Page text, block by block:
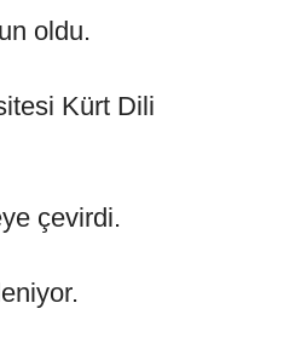
oldu.
Kürt Dili
çevirdi.